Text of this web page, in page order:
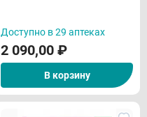
Доступно в 29 аптеках
2 090,00 ₽
В корзину